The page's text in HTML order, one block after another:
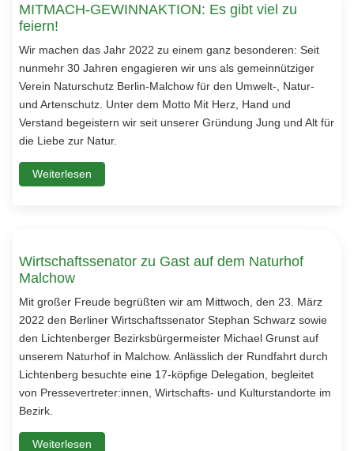
MITMACH-GEWINNAKTION: Es gibt viel zu
feiern!
Wir machen das Jahr 2022 zu einem ganz besonderen: Seit
nunmehr 30 Jahren engagieren wir uns als gemeinnütziger
Verein Naturschutz Berlin-Malchow für den Umwelt-, Natur-
und Artenschutz. Unter dem Motto Mit Herz, Hand und
Verstand begeistern wir seit unserer Gründung Jung und Alt für
die Liebe zur Natur.
Weiterlesen
Wirtschaftssenator zu Gast auf dem Naturhof
Malchow
Mit großer Freude begrüßten wir am Mittwoch, den 23. März
2022 den Berliner Wirtschaftssenator Stephan Schwarz sowie
den Lichtenberger Bezirksbürgermeister Michael Grunst auf
unserem Naturhof in Malchow. Anlässlich der Rundfahrt durch
Lichtenberg besuchte eine 17-köpfige Delegation, begleitet
von Pressevertreter:innen, Wirtschafts- und Kulturstandorte im
Bezirk.
Weiterlesen